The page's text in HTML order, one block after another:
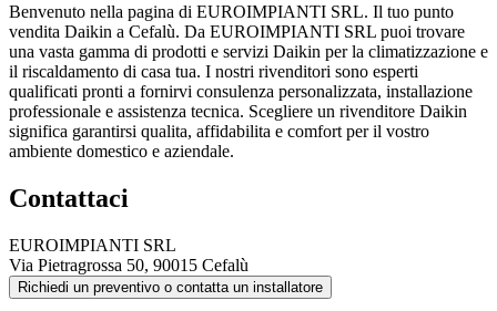
Benvenuto nella pagina di EUROIMPIANTI SRL. Il tuo punto
vendita Daikin a Cefalù. Da EUROIMPIANTI SRL puoi trovare
una vasta gamma di prodotti e servizi Daikin per la climatizzazione e
il riscaldamento di casa tua. I nostri rivenditori sono esperti
qualificati pronti a fornirvi consulenza personalizzata, installazione
professionale e assistenza tecnica. Scegliere un rivenditore Daikin
significa garantirsi qualita, affidabilita e comfort per il vostro
ambiente domestico e aziendale.
Contattaci
EUROIMPIANTI SRL
Via Pietragrossa 50, 90015 Cefalù
Richiedi un preventivo o contatta un installatore